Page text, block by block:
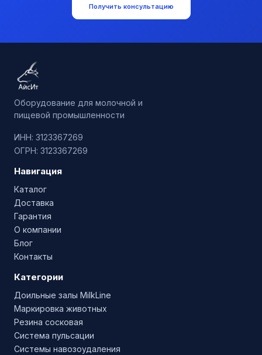
Получить консультацию
Оборудование для молочной и
пищевой промышленности
ИНН: 3123367269
ОГРН: 3123367269
Навигация
Каталог
Доставка
Гарантия
О компании
Блог
Контакты
Категории
Доильные залы MilkLine
Маркировка животных
Резина сосковая
Система пульсации
Системы навозоудаления